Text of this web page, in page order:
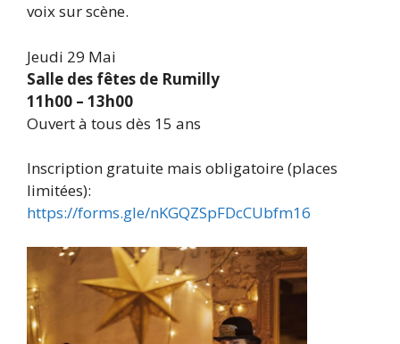
voix sur scène.
Jeudi 29 Mai
Salle des fêtes de Rumilly
11h00 – 13h00
Ouvert à tous dès 15 ans
Inscription gratuite mais obligatoire (places
limitées):
https://forms.gle/nKGQZSpFDcCUbfm16